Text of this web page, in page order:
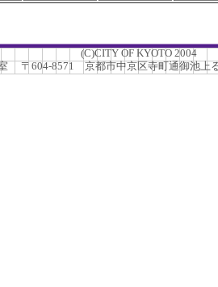
(C)CITY OF KYOTO 2004
〒604-8571 京都市中京区寺町通御池上